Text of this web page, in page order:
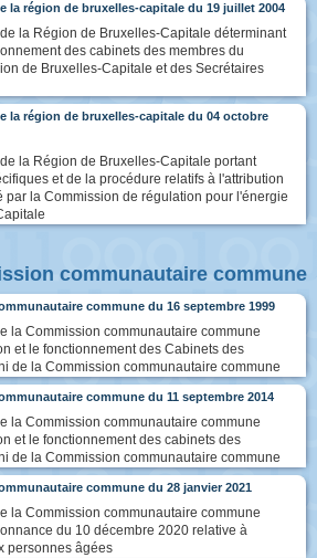
la région de bruxelles-capitale du 19 juillet 2004
la Région de Bruxelles-Capitale déterminant
des cabinets des membres du
de Bruxelles-Capitale et des Secrétaires
la région de bruxelles-capitale du 04 octobre
la Région de Bruxelles-Capitale portant
et de la procédure relatifs à l'attribution
par la Commission de régulation pour l'énergie
communautaire commune
commune du 16 septembre 1999
la Commission communautaire commune
et le fonctionnement des Cabinets des
de la Commission communautaire commune
commune du 11 septembre 2014
la Commission communautaire commune
et le fonctionnement des cabinets des
de la Commission communautaire commune
commune du 28 janvier 2021
la Commission communautaire commune
du 10 décembre 2020 relative à
personnes âgées